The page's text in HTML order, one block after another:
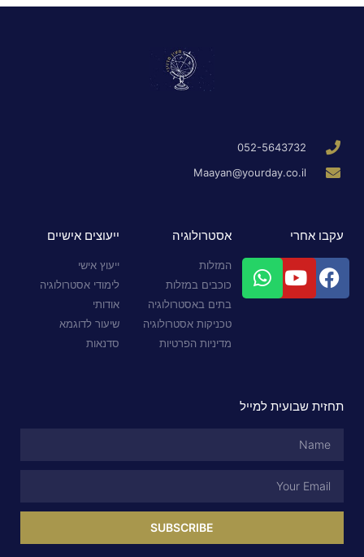
052-5643732
Maayan@yourday.co.il
עקבו אחרי אסטרולוגיה
המזלות
כוכבים במזלות
בתים באסטרולוגיה
טכניקות אסטרולוגיה
מדיניות הפרטיות
ייעוצים אישיים
ייעוץ אישי
לימודי אסטרולוגיה
אודותי
שיעור לדוגמא
סדנאות
תחזית שבועית למייל
SUBSCRIBE